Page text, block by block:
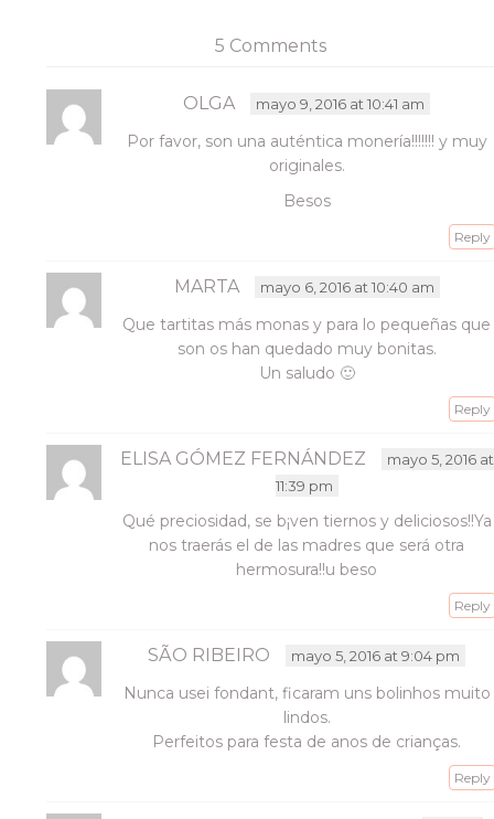
Facebook
(Se
una
ventana
Twitter
(Se
una
ventana
Pinterest
(Se
una
ventana
nueva)
a
un
(Se
abre
en
ventana
5 Comments
OLGA mayo 9, 2016 at 10:41 am
Por favor, son una auténtica monería!!!!!!! y muy
originales.
Besos
Reply
MARTA mayo 6, 2016 at 10:40 am
Que tartitas más monas y para lo pequeñas que
son os han quedado muy bonitas.
Un saludo 🙂
Reply
ELISA GÓMEZ FERNÁNDEZ
mayo 5, 2016 at
11:39 pm
Qué preciosidad, se b¡ven tiernos y deliciosos!!Ya
nos traerás el de las madres que será otra
hermosura!!u beso
Reply
SÃO RIBEIRO mayo 5, 2016 at 9:04 pm
Nunca usei fondant, ficaram uns bolinhos muito
lindos.
Perfeitos para festa de anos de crianças.
Reply